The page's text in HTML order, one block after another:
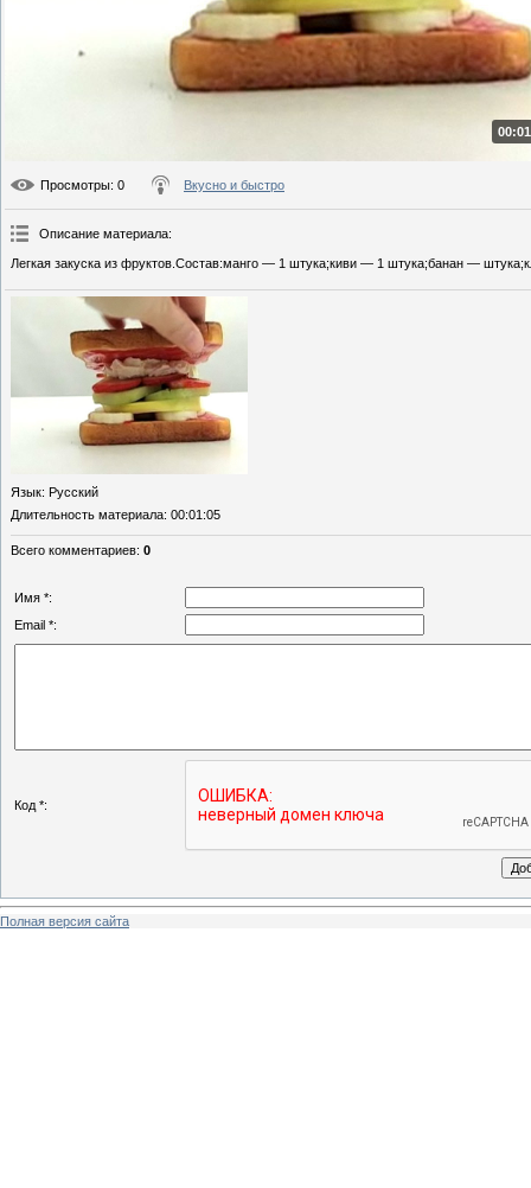
Просмотры: 0 Вкусно и быстро
Описание материала:
Легкая закуска из фруктов.Состав:манго — 1 штука;киви — 1 штука;банан —
Язык: Русский
Длительность материала: 00:01:05
Всего комментариев: 0
Имя *:
Email *:
Код *:
Полная версия сайта